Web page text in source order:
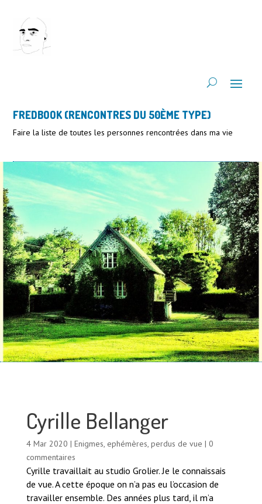
FREDBOOK (RENCONTRES DU 50ÈME TYPE)
Faire la liste de toutes les personnes rencontrées dans ma vie
Cyrille Bellanger
4 Mar 2020 | Enigmes, ephémères, perdus de vue | 0
commentaires
Cyrille travaillait au studio Grolier. Je le connaissais
de vue. A cette époque on n’a pas eu l’occasion de
travailler ensemble. Des années plus tard, il m’a